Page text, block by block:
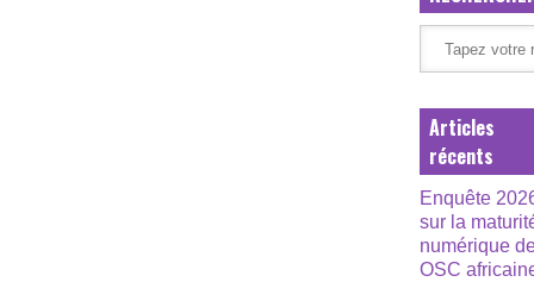
Articles
récents
Enquête
sur la
numérique
OSC